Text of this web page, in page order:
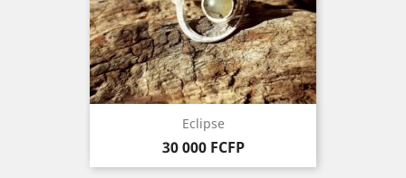
Eclipse
Prix
30 000 FCFP